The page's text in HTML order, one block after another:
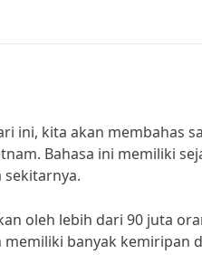
ini, kita akan membahas
Bahasa ini memiliki
oleh lebih dari 90 juta
banyak kemiripan